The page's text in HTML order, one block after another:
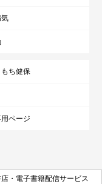
ち健保
ページ
・電子書籍配信サービス